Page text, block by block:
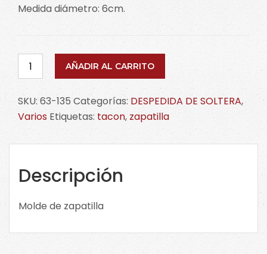
Medida diámetro: 6cm.
Molde
de
zapatilla
63-
135
cantidad
AÑADIR AL CARRITO
SKU: 63-135 Categorías:DESPEDIDA DE SOLTERA,
Varios Etiquetas: tacon,zapatilla
Descripción
Molde de zapatilla